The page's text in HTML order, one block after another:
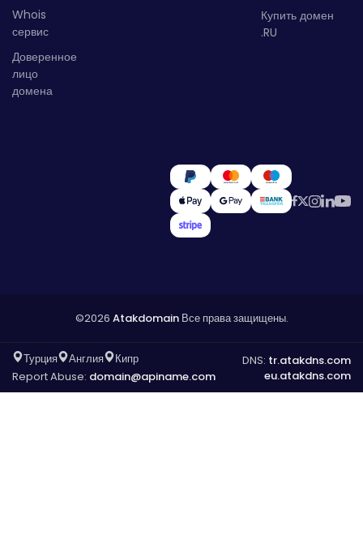
Whois
сервис
Доверенное
лицо
домена
Купить домен
.RU
©2026 AtakdomainВсе права защищены.
Турция Англия
Кипр
Report Abuse: domain@apiname.com
DNS: tr.atakdns.com
eu.atakdns.com